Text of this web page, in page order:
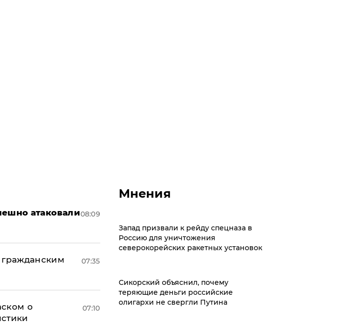
атаковали08:09
07:35
о
07:10
Мнения
Запад призвали к рейду спецназа в
Россию для уничтожения
северокорейских ракетных установок
Сикорский объяснил, почему
теряющие деньги российские
олигархи не свергли Путина